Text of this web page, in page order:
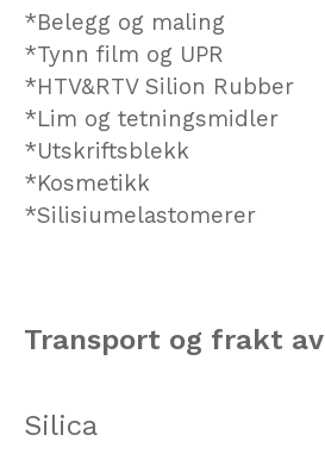
*Belegg og maling
*Tynn film og UPR
*HTV&RTV Silion Rubber
*Lim og tetningsmidler
*Utskriftsblekk
*Kosmetikk
*Silisiumelastomerer
Transport og frakt av
Silica